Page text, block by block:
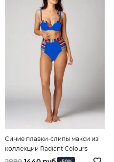
Синие плавки-слипы макси из
коллекции Radiant Colours